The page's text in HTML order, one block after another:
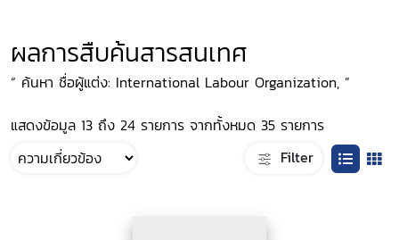
ผลการสืบค้นสารสนเทศ
“ ค้นหา ชื่อผู้แต่ง: International Labour Organization, ”
แสดงข้อมูล 13 ถึง 24 รายการ จากทั้งหมด 35 รายการ
Filter